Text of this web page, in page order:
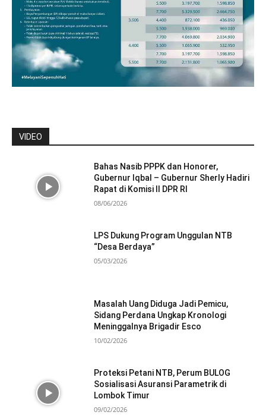
VIDEO
Bahas Nasib PPPK dan Honorer,
Gubernur Iqbal – Gubernur Sherly Hadiri
Rapat di Komisi II DPR RI
08/06/2026
LPS Dukung Program Unggulan NTB
“Desa Berdaya”
05/03/2026
Masalah Uang Diduga Jadi Pemicu,
Sidang Perdana Ungkap Kronologi
Meninggalnya Brigadir Esco
10/02/2026
Proteksi Petani NTB, Perum BULOG
Sosialisasi Asuransi Parametrik di
Lombok Timur
09/02/2026